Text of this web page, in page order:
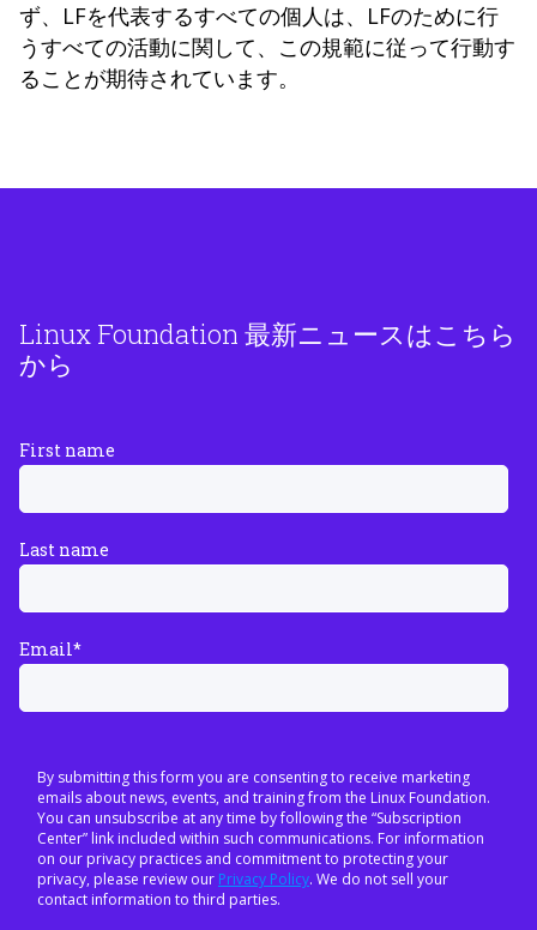
ず、LFを代表するすべての個人は、LFのために行
うすべての活動に関して、この規範に従って行動す
ることが期待されています。
Linux Foundation 最新ニュースはこちら
から
First name
Last name
Email*
By submitting this form you are consenting to receive marketing
emails about news, events, and training from the Linux Foundation.
You can unsubscribe at any time by following the “Subscription
Center” link included within such communications. For information
on our privacy practices and commitment to protecting your
privacy, please review our Privacy Policy. We do not sell your
contact information to third parties.